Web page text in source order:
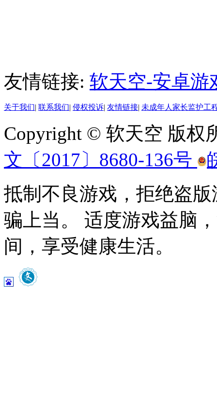
友情链接: 软天空-安卓游
关于我们| 联系我们| 侵权投诉| 友情链接| 未成年人家长监护工
Copyright © 软天空 版权
文〔2017〕8680-136号
抵制不良游戏，拒绝盗
骗上当。 适度游戏益脑
间，享受健康生活。